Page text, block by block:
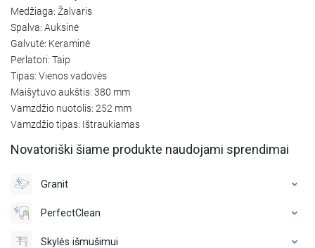
Medžiaga: Žalvaris
Spalva: Auksinė
Galvutė: Keraminė
Perlatori: Taip
Tipas: Vienos vadovės
Maišytuvo aukštis: 380 mm
Vamzdžio nuotolis: 252 mm
Vamzdžio tipas: Ištraukiamas
Novatoriški šiame produkte naudojami sprendimai
Granit
PerfectClean
Skylės išmušimui